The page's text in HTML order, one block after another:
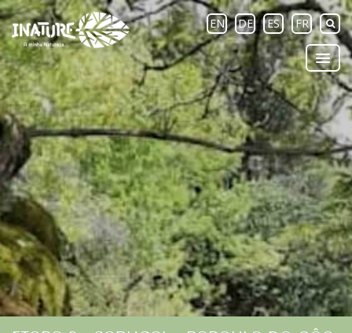
EN DE ES FR